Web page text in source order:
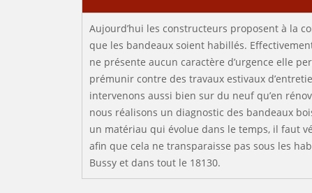
Aujourd’hui les constructeurs proposent à la
que les bandeaux soient habillés.
ne présente aucun caractère d’urgence elle
prémunir contre des travaux estivaux
intervenons aussi bien sur du neuf qu’en
nous réalisons un diagnostic des bandeaux
un matériau qui évolue dans le temps, il faut
afin que cela ne transparaisse pas sous les
Bussy et dans tout le 18130.